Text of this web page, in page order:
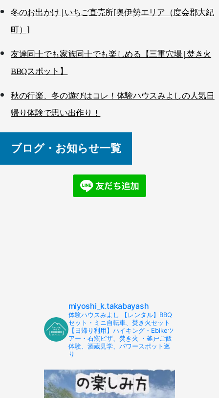
冬のお出かけ | いちご直売所[奥伊勢エリア（度会郡大紀
町）]
友達同士でも家族同士でも楽しめる【三重穴場 | 焚き火
BBQスポット】
秋の行楽、冬の遊びはコレ！体験ハウスみよしの人気日
帰り体験で思い出作り！
ブログ・お知らせ一覧
miyoshi_k.takabayash
体験ハウスみよし 【レンタル】BBQ
セット・ミニ自転車、焚き火セット
【日帰り利用】ハイキング・Ebikeツ
アー・石窯ピザ、焚き火 ・釜戸ご飯
体験、酒蔵見学、パワースポット巡
り